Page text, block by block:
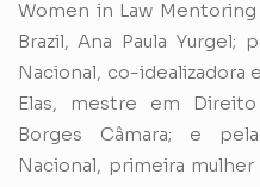
Women in Law Mentoring
Brazil, Ana Paula Yurgel;
Nacional, co-idealizadora
Elas, mestre em
Borges Câmara; e
Nacional, primeira